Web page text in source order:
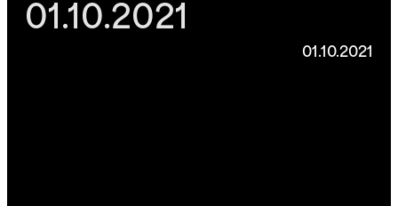
01.10.2021
01.10.2021